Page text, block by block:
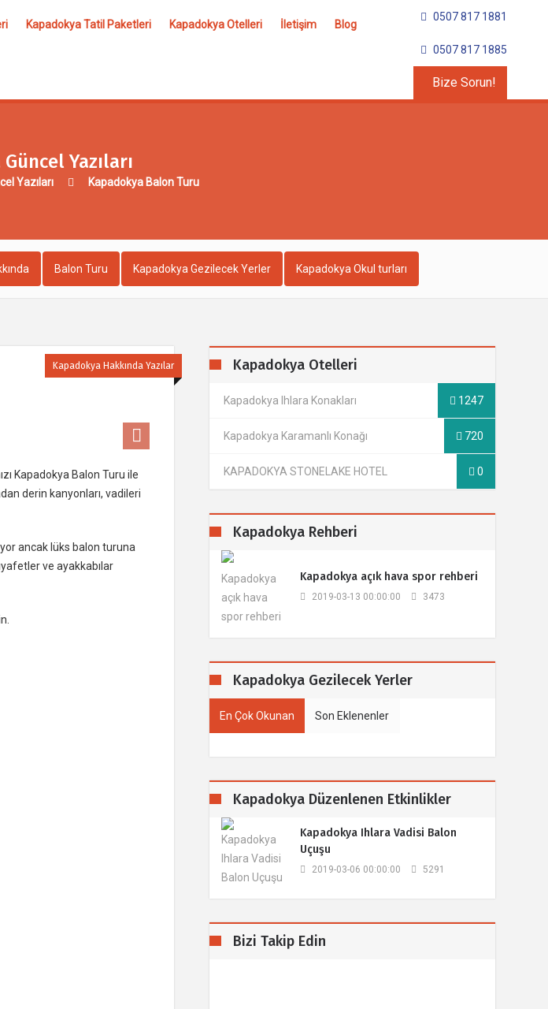
0507 817 1881
0507 817 1885
Bize Sorun!
Kapadokya Tatil Paketleri Kapadokya Otelleri İletişim Blog
Yazıları
Yazıları Kapadokya Balon Turu
Balon Turu Kapadokya Gezilecek Yerler Kapadokya Okul turları
Kapadokya Hakkında Yazılar
Kapadokya Balon Turu ile
derin kanyonları, vadileri
ancak lüks balon turuna
ve ayakkabılar
Kapadokya Otelleri
Kapadokya Ihlara Konakları 1247
Kapadokya Karamanlı Konağı 720
KAPADOKYA STONELAKE HOTEL 0
Kapadokya Rehberi
​Kapadokya açık hava spor rehberi
2019-03-13 00:00:00 3473
Kapadokya Gezilecek Yerler
En Çok Okunan Son Eklenenler
Kapadokya Düzenlenen Etkinlikler
Kapadokya Ihlara Vadisi Balon
Uçuşu
2019-03-06 00:00:00 5291
Bizi Takip Edin